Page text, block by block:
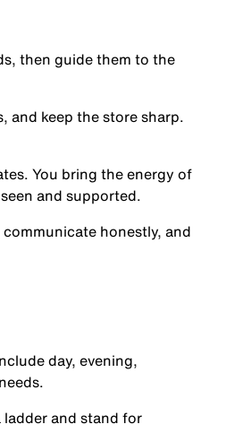
then guide them to the
and keep the store sharp.
You bring the energy of
and supported.
honestly, and
day, evening,
and stand for